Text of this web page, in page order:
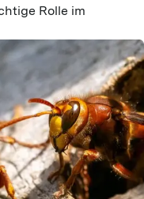
Rolle im